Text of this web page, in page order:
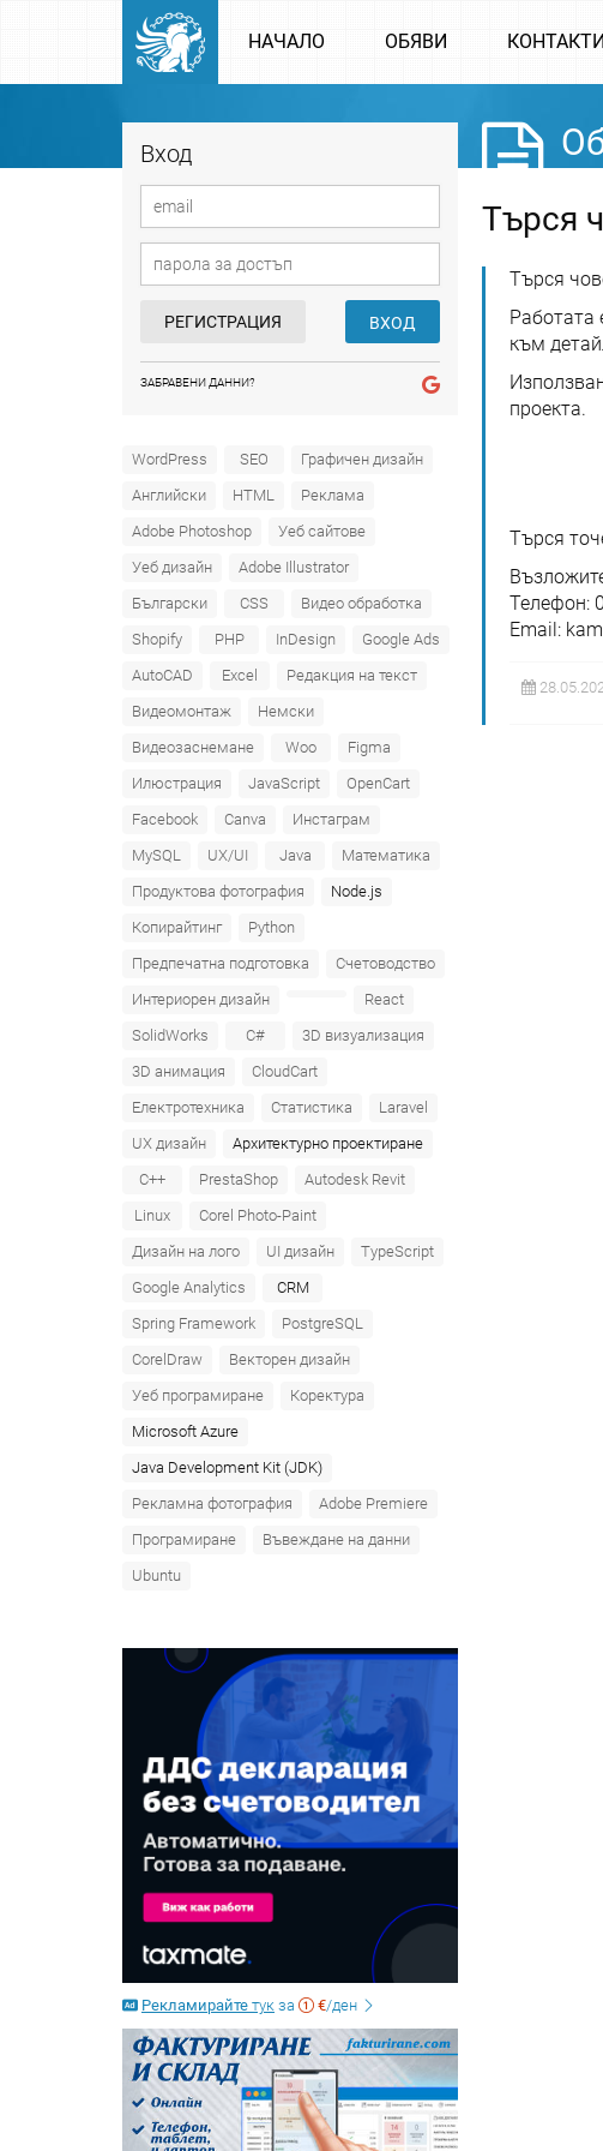
НАЧАЛО ОБЯВИ КОНТАКТИ
Вход
РЕГИСТРАЦИЯ ВХОД
ЗАБРАВЕНИ ДАННИ?
WordPress SEO
Графичен дизайн
Английски
HTML
Реклама
Adobe Photoshop
Уеб сайтове
Уеб дизайн
Adobe Illustrator
Български
CSS
Видео обработка
Shopify
PHP InDesign
Google Ads
AutoCAD
Excel
Редакция на текст
Видеомонтаж
Немски
Видеозаснемане
Woo
Figma
Илюстрация
JavaScript
OpenCart
Facebook
Canva
Инстаграм
MySQL
UX/UI Java
Математика
Продуктова фотография
Node.js
Копирайтинг
Python
Предпечатна подготовка
Счетоводство
Интериорен дизайн
React
SolidWorks
C#
3D визуализация
3D анимация
CloudCart
Електротехника
Статистика
Laravel
UX дизайн
Архитектурно проектиране
C++
PrestaShop
Autodesk Revit
Linux
Corel Photo-Paint
Дизайн на лого
UI дизайн
TypeScript
Google Analytics
CRM
Spring Framework
PostgreSQL
CorelDraw
Векторен дизайн
Уеб програмиране
Коректура
Microsoft Azure‎
Java Development Kit (JDK)
Рекламна фотография
Adobe Premiere
Програмиране
Въвеждане на данни
Ubuntu
Рекламирайте тук за €/ден
Търся
Търся
Работата
към
проекта.
Търся
Телефон:
Email: